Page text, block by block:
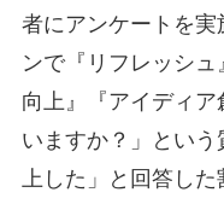
者にアンケートを実
ンで『リフレッシ
向上』『アイディ
いますか？」とい
上した」と回答した